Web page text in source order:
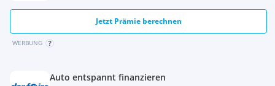
Jetzt Prämie berechnen
WERBUNG
Auto entspannt finanzieren